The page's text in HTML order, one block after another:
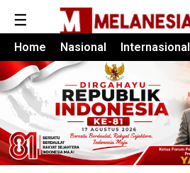
☰
Home Nasional Internasional